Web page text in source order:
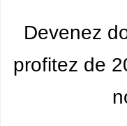
Devenez
profitez de